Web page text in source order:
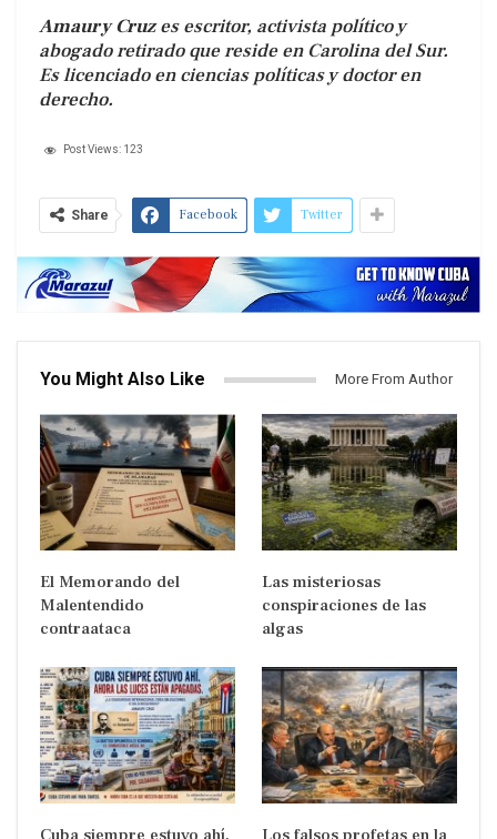
Amaury Cruzes escritor, activista político y
abogado retirado que reside en Carolina del Sur.
Es licenciado en ciencias políticas y doctor en
derecho.
Post Views: 123
Share Facebook Twitter
You Might Also Like More From Author
El Memorando del
Malentendido
contraataca
Las misteriosas
conspiraciones de las
algas